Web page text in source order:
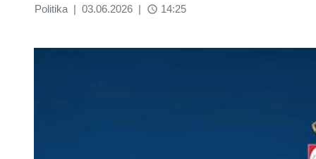
Politika | 03.06.2026 | access_time 14:25